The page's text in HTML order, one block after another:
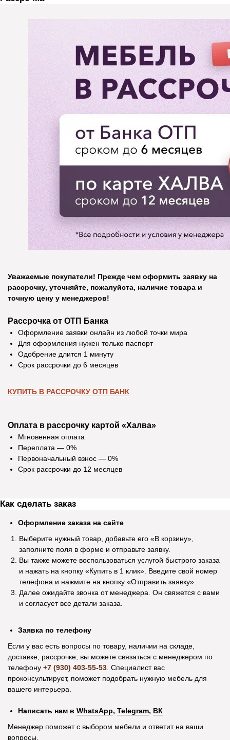
Уважаемые покупатели! Прежде чем оформить заявку на
рассрочку, уточняйте, пожалуйста, наличие товара и
точную цену у менеджеров!
Рассрочка от ОТП Банка
Оформление заявки онлайн из любой точки мира
Для оформления нужен только паспорт
Одобрение длится 1 минуту
Срок рассрочки до 6 месяцев
КУПИТЬ В РАССРОЧКУ ОТП БАНК
Оплата в рассрочку картой «Халва»
Мгновенная оплата
Переплата — 0%
Первоначальный взнос — 0%
Срок рассрочки до 12 месяцев
Как сделать заказ
Оформление заказа на сайте
Выберите нужный товар, добавьте его «В корзину»,
заполните поля в форме и отправьте заявку.
Вы также можете воспользоваться услугой быстрого заказа
и нажать на кнопку «Купить в 1 клик». Введите свой номер
телефона и нажмите на кнопку «Отправить заявку».
Далее ожидайте звонка от менеджера. Он свяжется с вами
и согласует все детали заказа.
Заявка по телефону
Если у вас есть вопросы по товару, наличии на складе,
доставке, рассрочке, вы можете связаться с менеджером по
телефону +7 (930) 403-55-53. Специалист вас
проконсультирует, поможет подобрать нужную мебель для
вашего интерьера.
Написать нам в WhatsApp, Telegram, ВК
Менеджер поможет с выбором мебели и ответит на ваши
вопросы.
Отзывы
раз. Мне нравится. Соотношение цены и
качества. Вежливый персонал, приятно
общаться с продавцами. Постоянным
покупателям делают индивидуальные
скидки. Спасибо!
Екатерина Д.
Посмотреть отзыв на Яндекс Картах
хорошее. Покупали
уже через пару
качественно
довольны. Спасибо
Акционные товары
Рассрочка
Оплата и доставка
Оптовикам